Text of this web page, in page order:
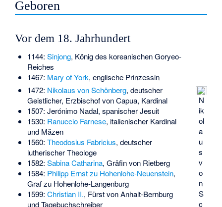
Geboren
Vor dem 18. Jahrhundert
1144: Sinjong, König des koreanischen Goryeo-
Reiches
1467: Mary of York, englische Prinzessin
N
ik
ol
a
u
s
v
o
n
S
c
1472: Nikolaus von Schönberg, deutscher
Geistlicher, Erzbischof von Capua, Kardinal
1507: Jerónimo Nadal, spanischer Jesuit
1530: Ranuccio Farnese, italienischer Kardinal
und Mäzen
1560: Theodosius Fabricius, deutscher
lutherischer Theologe
1582: Sabina Catharina, Gräfin von Rietberg
1584: Philipp Ernst zu Hohenlohe-Neuenstein,
Graf zu Hohenlohe-Langenburg
1599: Christian II., Fürst von Anhalt-Bernburg
und Tagebuchschreiber